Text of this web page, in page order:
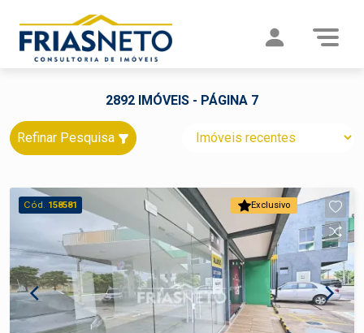
2892 IMÓVEIS - PÁGINA 7
Refinar Pesquisa
Exclusivo
Cód. 158581